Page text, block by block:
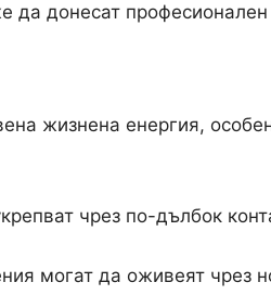
да донесат
жизнена енергия,
чрез по-дълбок
могат да оживеят чрез